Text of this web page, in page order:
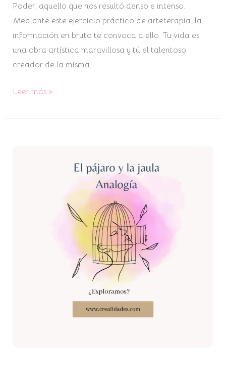
Poder, aquello que nos resultó denso e intenso.
Mediante este ejercicio práctico de arteterapia, la
información en bruto te convoca a ello. Tu vida es
una obra artística maravillosa y tú el talentoso
creador de la misma.
Leer más »